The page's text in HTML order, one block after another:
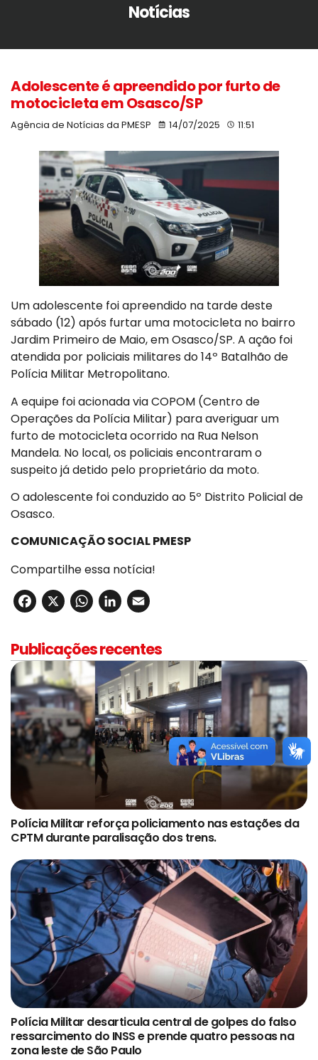
Notícias
Adolescente é apreendido por furto de
motocicleta em Osasco/SP
Agência de Notícias da PMESP 14/07/2025 11:51
Um adolescente foi apreendido na tarde deste
sábado (12) após furtar uma motocicleta no bairro
Jardim Primeiro de Maio, em Osasco/SP. A ação foi
atendida por policiais militares do 14º Batalhão de
Polícia Militar Metropolitano.
A equipe foi acionada via COPOM (Centro de
Operações da Polícia Militar) para averiguar um
furto de motocicleta ocorrido na Rua Nelson
Mandela. No local, os policiais encontraram o
suspeito já detido pelo proprietário da moto.
O adolescente foi conduzido ao 5º Distrito Policial de
Osasco.
COMUNICAÇÃO SOCIAL PMESP
Compartilhe essa notícia!
Facebook
X WhatsApp
LinkedIn
Publicações recentes
Polícia Militar reforça policiamento nas estações da
CPTM durante paralisação dos trens.
Polícia Militar desarticula central de golpes do falso
ressarcimento do INSS e prende quatro pessoas na
zona leste de São Paulo